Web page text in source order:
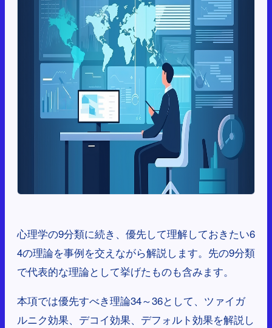
心理学の9分類に続き、優先して理解しておきたい6
4の理論を事例を交えながら解説します。先の9分類
で代表的な理論として挙げたものも含みます。
本項では優先すべき理論34～36として、ツァイガ
ルニク効果、デコイ効果、デフォルト効果を解説し